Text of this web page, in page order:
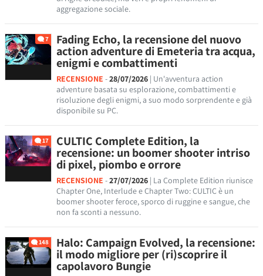
aggregazione sociale.
7 Fading Echo, la recensione del nuovo
action adventure di Emeteria tra acqua,
enigmi e combattimenti
RECENSIONE -28/07/2026 | Un'avventura action
adventure basata su esplorazione, combattimenti e
risoluzione degli enigmi, a suo modo sorprendente e già
disponibile su PC.
17 CULTIC Complete Edition, la
recensione: un boomer shooter intriso
di pixel, piombo e orrore
RECENSIONE -27/07/2026 | La Complete Edition riunisce
Chapter One, Interlude e Chapter Two: CULTIC è un
boomer shooter feroce, sporco di ruggine e sangue, che
non fa sconti a nessuno.
148 Halo: Campaign Evolved, la recensione:
il modo migliore per (ri)scoprire il
capolavoro Bungie